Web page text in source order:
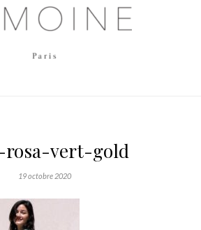
rosa-vert-gold
19 octobre 2020